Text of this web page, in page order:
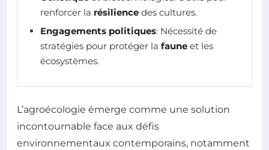
renforcer la résilience des cultures.
Engagements politiques: Nécessité de
stratégies pour protéger la faune et les
écosystèmes.
L’agroécologie émerge comme une solution
incontournable face aux défis
environnementaux contemporains, notamment